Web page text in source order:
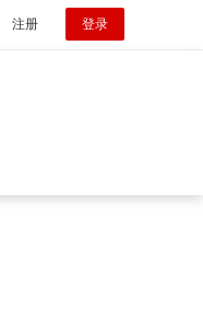
注册 登录